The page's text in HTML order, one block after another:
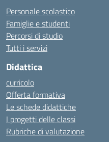
Personale scolastico
Famiglie e studenti
Percorsi di studio
Tutti i servizi
Didattica
curricolo
Offerta formativa
Le schede didattiche
I progetti delle classi
Rubriche di valutazione